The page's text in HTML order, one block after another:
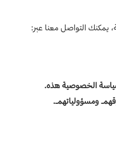
التواصل معنا عبر:
الخصوصية هذه.
ومسؤولياتهم.